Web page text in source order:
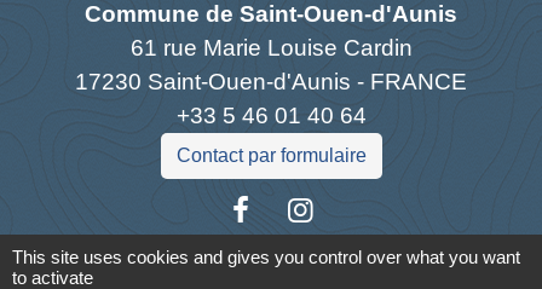
Commune de Saint-Ouen-d'Aunis
61 rue Marie Louise Cardin
17230 Saint-Ouen-d'Aunis - FRANCE
+33 5 46 01 40 64
Contact par formulaire
This site uses cookies and gives you control over what you want
to activate